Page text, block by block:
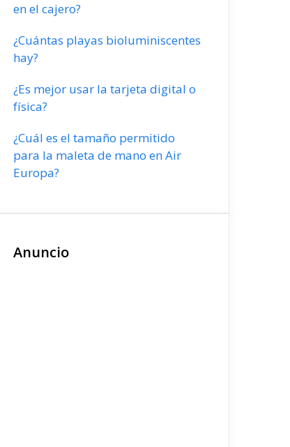
en el cajero?
¿Cuántas playas bioluminiscentes
hay?
¿Es mejor usar la tarjeta digital o
física?
¿Cuál es el tamaño permitido
para la maleta de mano en Air
Europa?
Anuncio